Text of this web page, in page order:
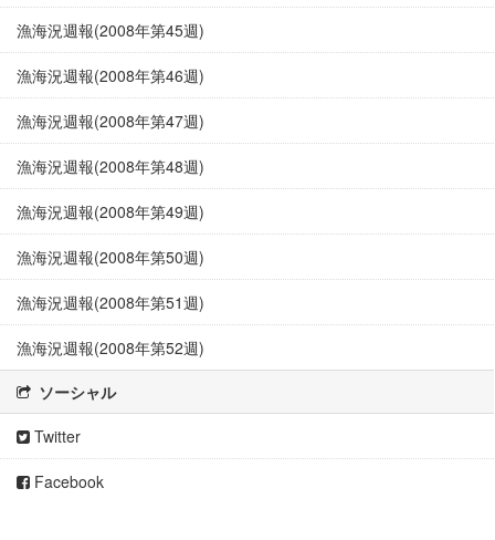
漁海況週報(2008年第45週)
漁海況週報(2008年第46週)
漁海況週報(2008年第47週)
漁海況週報(2008年第48週)
漁海況週報(2008年第49週)
漁海況週報(2008年第50週)
漁海況週報(2008年第51週)
漁海況週報(2008年第52週)
ソーシャル
Twitter
Facebook